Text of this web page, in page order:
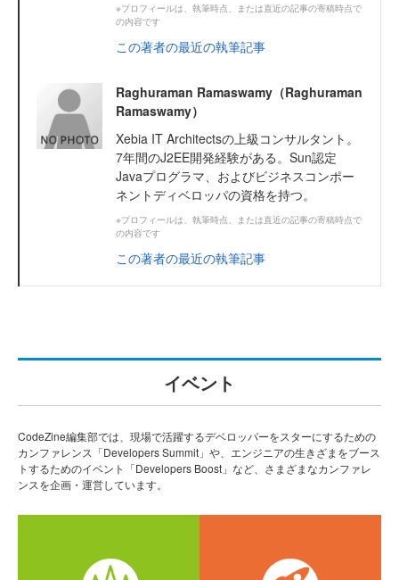
※プロフィールは、執筆時点、または直近の記事の寄稿時点で
の内容です
この著者の最近の執筆記事
Raghuraman Ramaswamy（Raghuraman
Ramaswamy）
Xebia IT Architectsの上級コンサルタント。
7年間のJ2EE開発経験がある。Sun認定
Javaプログラマ、およびビジネスコンポー
ネントディベロッパの資格を持つ。
※プロフィールは、執筆時点、または直近の記事の寄稿時点で
の内容です
この著者の最近の執筆記事
イベント
CodeZine編集部では、現場で活躍するデベロッパーをスターにするための
カンファレンス「Developers Summit」や、エンジニアの生きざまをブース
トするためのイベント「Developers Boost」など、さまざまなカンファレ
ンスを企画・運営しています。